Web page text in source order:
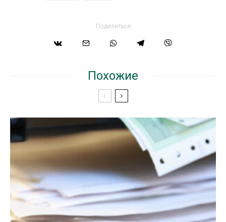
Поделиться
Похожие